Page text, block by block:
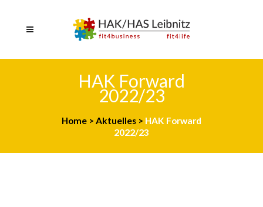
HAK Forward
2022/23
Home > Aktuelles > HAK Forward
2022/23